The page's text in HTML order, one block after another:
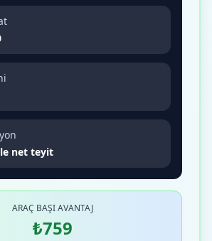
net teyit
ARAÇ BAŞI AVANTAJ
₺759